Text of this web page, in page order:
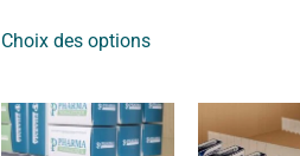
Choix des options